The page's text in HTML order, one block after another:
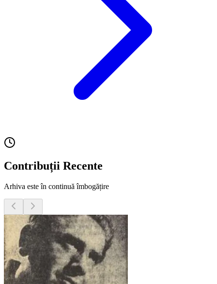
Contribuții Recente
Arhiva este în continuă îmbogățire